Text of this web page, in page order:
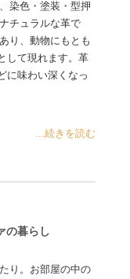
染色・塗装・型押
チュラルな革で
り、動物にもとも
して現れます。革
に味わい深くなっ
...続きを読む
の暮らし
り。お部屋の中の